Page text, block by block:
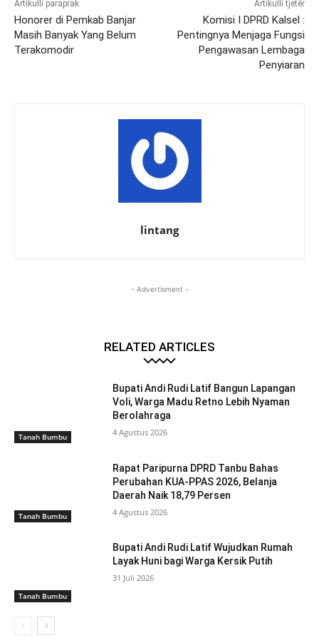
Artikulli paraprak
Honorer di Pemkab Banjar
Masih Banyak Yang Belum
Terakomodir
Artikulli tjetër
Komisi I DPRD Kalsel :
Pentingnya Menjaga Fungsi
Pengawasan Lembaga
Penyiaran
lintang
- Advertisment -
RELATED ARTICLES
Tanah Bumbu
Bupati Andi Rudi Latif Bangun Lapangan
Voli, Warga Madu Retno Lebih Nyaman
Berolahraga
4 Agustus 2026
Tanah Bumbu
Rapat Paripurna DPRD Tanbu Bahas
Perubahan KUA-PPAS 2026, Belanja
Daerah Naik 18,79 Persen
4 Agustus 2026
Tanah Bumbu
Bupati Andi Rudi Latif Wujudkan Rumah
Layak Huni bagi Warga Kersik Putih
31 Juli 2026